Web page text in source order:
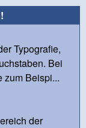
Typografie,
Bei
zum Beispi...
der